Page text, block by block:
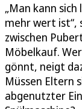
„Man kann
mehr wert ist“,
zwischen
Möbelkauf.
gönnt, neigt
Müssen Eltern
abgenutzter